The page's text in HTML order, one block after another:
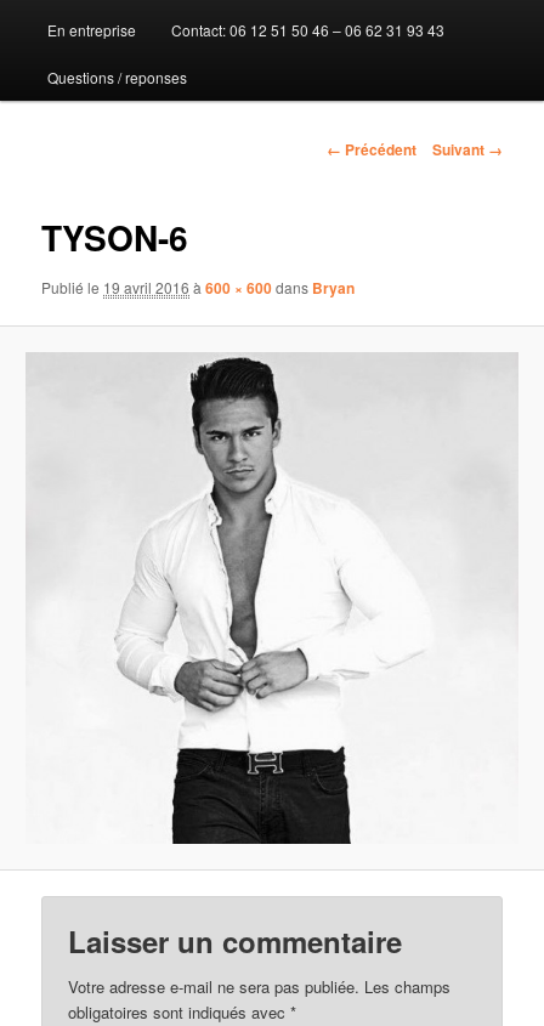
au
contenu
En entreprise Contact: 06 12 51 50 46 – 06 62 31 93 43
Questions / reponses
Navigation
← Précédent Suivant →
TYSON-6
Publié le 19 avril 2016 à600 × 600dans Bryan
Laisser un commentaire
Votre adresse e-mail ne sera pas publiée. Les champs
obligatoires sont indiqués avec*